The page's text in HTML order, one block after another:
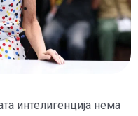
интелигенција нема